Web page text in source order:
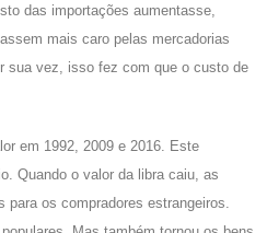
das importações aumentasse,
mais caro pelas mercadorias
sua vez, isso fez com que o custo de
em 1992, 2009 e 2016. Este
Quando o valor da libra caiu, as
os compradores estrangeiros.